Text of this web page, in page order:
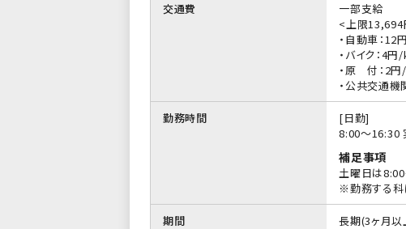
交通費
一部支給
<上限
・自動車：12
・バイク：4円
・原 付：2
・公共交通機
勤務時間
[日勤]
8:00〜16:30
補足事項
土曜日は
※勤務する科
期間 長期(3ヶ月以